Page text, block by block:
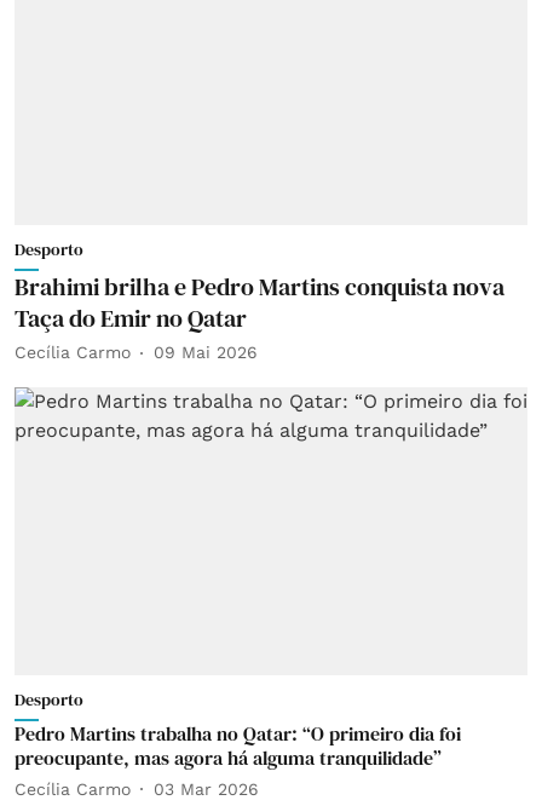
Desporto
Brahimi brilha e Pedro Martins conquista nova
Taça do Emir no Qatar
Cecília Carmo 09 Mai 2026
Desporto
Pedro Martins trabalha no Qatar: “O primeiro dia foi
preocupante, mas agora há alguma tranquilidade”
Cecília Carmo 03 Mar 2026